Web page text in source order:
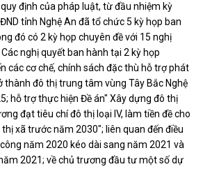
định của pháp luật, từ đầu nhiệm kỳ
tỉnh Nghệ An đã tổ chức 5 kỳ họp ban
đó có 2 kỳ họp chuyên đề với 15 nghị
nghị quyết ban hành tại 2 kỳ họp
các cơ chế, chính sách đặc thù hỗ trợ phát
thành đô thị trung tâm vùng Tây Bắc Nghệ
hỗ trợ thực hiện Đề án" Xây dựng đô thị
đạt tiêu chí đô thị loại IV, làm tiền đề cho
xã trước năm 2030"; liên quan đến điều
năm 2020 kéo dài sang năm 2021 và
2021; về chủ trương đầu tư một số dự